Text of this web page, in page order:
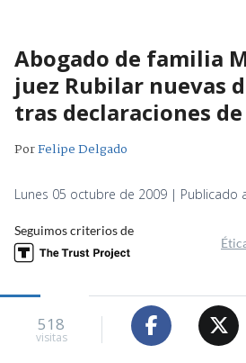
Abogado de familia
juez Rubilar nuevas
tras declaraciones
PorFelipe Delgado
Lunes 05 octubre de 2009 | Publicado
Seguimos criterios de
518
visitas